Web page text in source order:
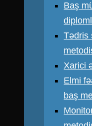
Baş
Tədris
Xarici
Elmi
baş